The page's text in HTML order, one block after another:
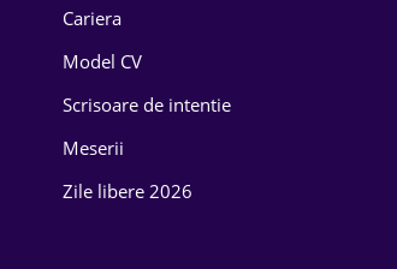
Energetică
Farma
Cariera
Model CV
Scrisoare de intentie
Meserii
Zile libere 2026